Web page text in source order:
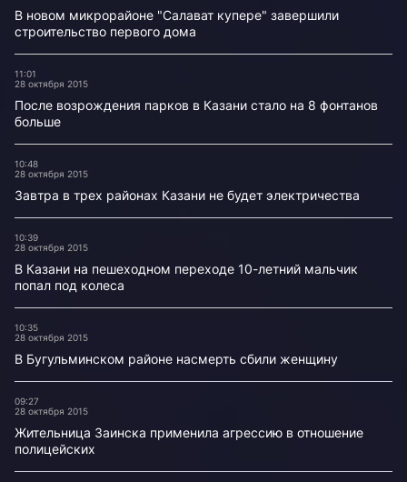
В новом микрорайоне "Салават купере" завершили
строительство первого дома
11:01
28 октября 2015
После возрождения парков в Казани стало на 8 фонтанов
больше
10:48
28 октября 2015
Завтра в трех районах Казани не будет электричества
10:39
28 октября 2015
В Казани на пешеходном переходе 10-летний мальчик
попал под колеса
10:35
28 октября 2015
В Бугульминском районе насмерть сбили женщину
09:27
28 октября 2015
Жительница Заинска применила агрессию в отношение
полицейских